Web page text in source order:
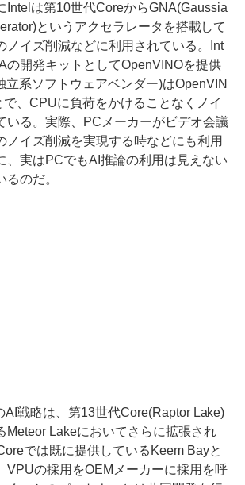
Intelは第10世代CoreからGNA(Gaussia
というアクセラレータを搭載して
ノイズ削減などに利用されている。Int
の開発キットとしてOpenVINOを提供
立系ソフトウェアベンダー)はOpenVIN
、CPUに負荷をかけることなくノイ
いる。実際、PCメーカーがビデオ会議
ノイズ削減を実現する時などにも利用
、実はPCでもAI推論の利用は見えない
のだ。
戦略は、第13世代Core(Raptor Lake)
Meteor Lakeにおいてさらに拡張され
では既に提供しているKeem Bayと
VPUの採用をOEMメーカーに採用を呼